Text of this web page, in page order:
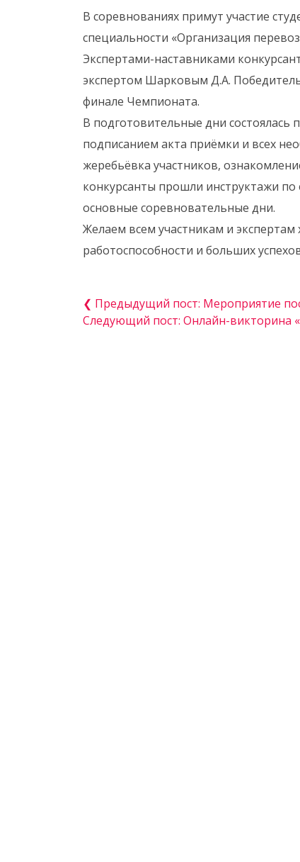
В соревнованиях примут участие
специальности «Организация
Экспертами-наставниками
экспертом Шарковым Д.А.
финале Чемпионата.
В подготовительные дни
подписанием акта приёмки и всех
жеребьёвка участников,
конкурсанты прошли инструктажи по
основные соревновательные дни.
Желаем всем участникам и
работоспособности и больших
❮ Предыдущий пост: Мероприятие
Следующий пост: Онлайн-викторина